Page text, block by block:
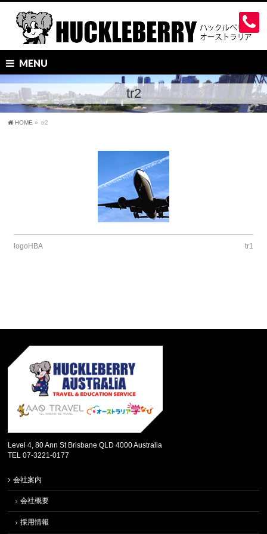
MENU
tr2
HOME » tr2
logoHBA tr1
Level 4, 80 Ann St Brisbane QLD 4000 Australia
TEL 07-3221-0177
会社案内
会社概要
採用情報